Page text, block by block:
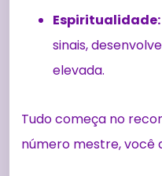
Espiritualidade:
sinais,
elevada.
Tudo começa no
número mestre, você